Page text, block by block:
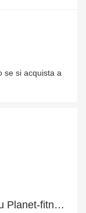
se si acquista a
Sconto di 7€ sulla vendita calda su Planet-fitness